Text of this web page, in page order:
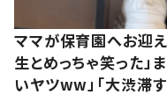
ママが保育園へお迎
生とめっちゃ笑った」
いヤツww」「大渋滞